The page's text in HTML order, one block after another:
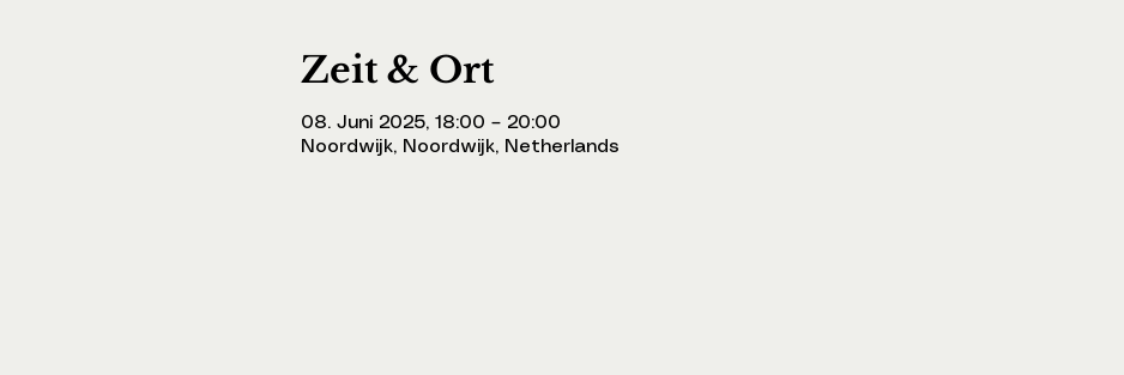
Zeit & Ort
08. Juni 2025, 18:00 – 20:00
Noordwijk, Noordwijk, Netherlands